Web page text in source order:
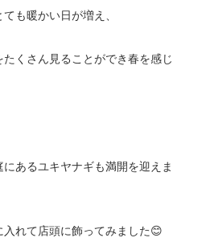
も暖かい日が増え、
くさん見ることができ春を感じ
あるユキヤナギも満開を迎えま
れて店頭に飾ってみました😊